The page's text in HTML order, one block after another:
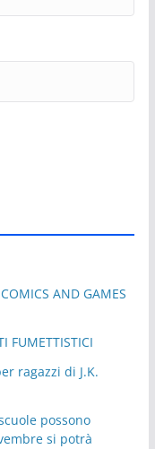
AND GAMES
FUMETTISTICI
ragazzi di J.K.
possono
si potrà